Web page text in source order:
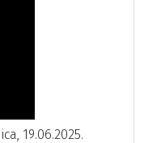
19.06.2025.